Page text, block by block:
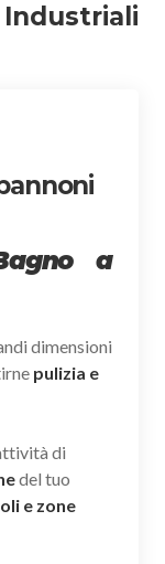
Industriali
a
dimensioni
pulizia e
di
del tuo
e zone